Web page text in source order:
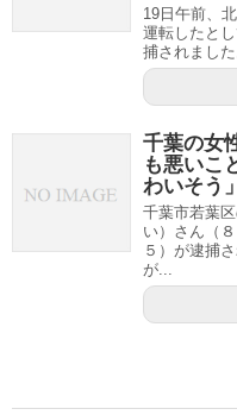
19日午前、
運転したと
捕されまし
千葉の女
も悪いこ
わいそう」
千葉市若葉
い）さん（
５）が逮捕
が...